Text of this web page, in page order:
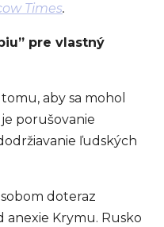
Times.
pre vlastný
aby sa mohol
porušovanie
ľudských
doteraz
anexie Krymu. Rusko